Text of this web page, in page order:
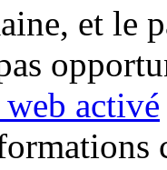
et le
activé